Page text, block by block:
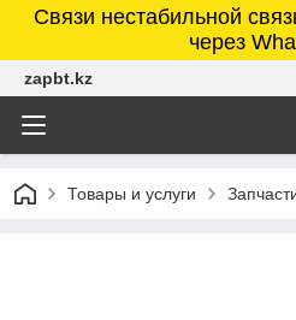
Связи нестабильной
через
zapbt.kz
Товары и услуги